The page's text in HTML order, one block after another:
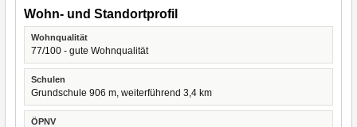
Wohn- und Standortprofil
Wohnqualität
77/100 - gute Wohnqualität
Schulen
Grundschule 906 m, weiterführend 3,4 km
ÖPNV